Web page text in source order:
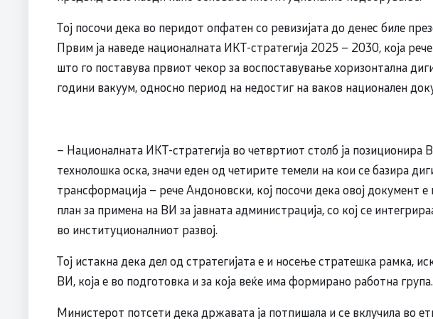
Тој посочи дека во перидот опфатен со ревизијата до денес биле
Првим ја наведе националната ИКТ-стратегија 2025 – 2030, која
што го поставува првиот чекор за воспоставување хоризонтална
години вакуум, односно период на недостиг на ваков национален
– Националната ИКТ-стратегија во четвртиот столб ја позиционира
технолошка оска, значи еден од четирите темели на кои се базира
трансформација – рече Андоновски, кој посочи дека овој документ
план за примена на ВИ за јавната администрација, со кој се
во институционалниот развој.
Тој истакна дека дел од стратегијата е и носење стратешка рамка,
ВИ, која е во подготовка и за која веќе има формирано работна група.
Министерот потсети дека државата ја потпишала и се вклучила во